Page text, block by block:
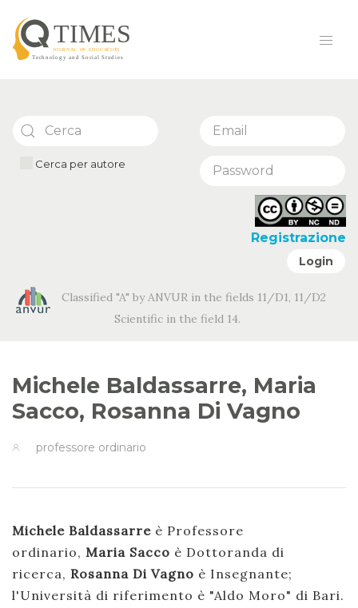
Cerca per autore
Registrazione
Login
Classified "A" by ANVUR in the fields 11/D1, 11/D2
Scientific in the field 14.
Michele Baldassarre, Maria
Sacco, Rosanna Di Vagno
professore ordinario
Michele Baldassarre è Professore
ordinario, Maria Sacco è Dottoranda di
ricerca, Rosanna Di Vagno è Insegnante;
l'Università di riferimento è "Aldo Moro" di Bari.